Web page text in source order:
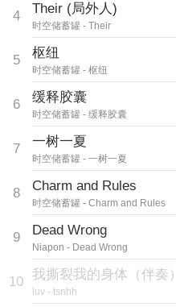
4 Their (局外人)
时空储蓄罐 - Their
5 枢纽
时空储蓄罐 - 枢纽
6 缓释胶囊
时空储蓄罐 - 缓释胶囊
7 一树一夏
时空储蓄罐 - 一树一夏
8 Charm and Rules
时空储蓄罐 - Charm and Rules
9 Dead Wrong
Niapon - Dead Wrong
10 我撕裂我的身体（伴奏）
luv - tsnhh